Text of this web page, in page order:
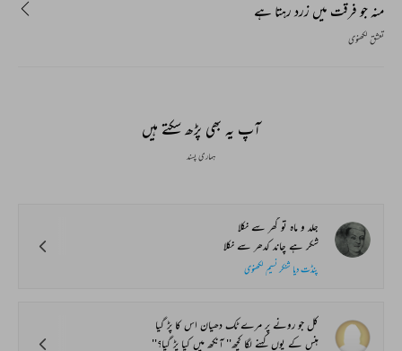
منہ جو فرقت میں زرد رہتا ہے
تعشق لکھنوی
آپ یہ بھی پڑھ سکتے ہیں
ہماری پسند
جلد و ماہ تو گھر سے نکلا
شکر ہے چاند کدھر سے نکلا
پنڈت دیا شنکر نسیم لکھنوی
کل جو رونے پر مرے ٹک دھیان اس کا پڑ گیا
ہنس کے یوں کہنے لگا کچھ'' آنکھ میں کیا پڑ گیا؟''